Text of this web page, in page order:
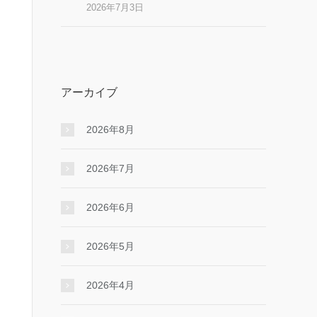
2026年7月3日
アーカイブ
2026年8月
2026年7月
2026年6月
2026年5月
2026年4月